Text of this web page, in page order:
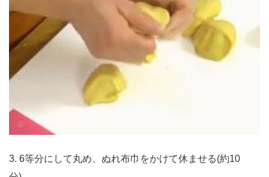
3. 6等分にして丸め、ぬれ布巾をかけて休ませる(約10